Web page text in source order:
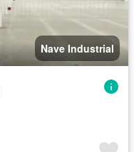
Nave Industrial